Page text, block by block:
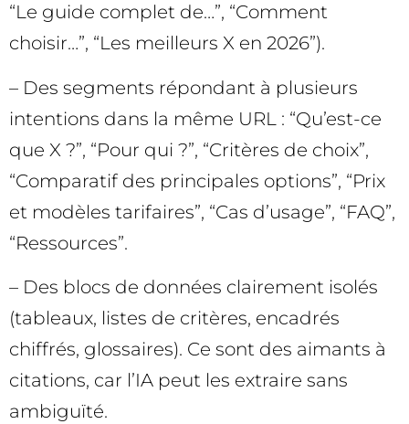
“Le guide complet de…”, “Comment
choisir…”, “Les meilleurs X en 2026”).
– Des segments répondant à plusieurs
intentions dans la même URL : “Qu’est-ce
que X ?”, “Pour qui ?”, “Critères de choix”,
“Comparatif des principales options”, “Prix
et modèles tarifaires”, “Cas d’usage”, “FAQ”,
“Ressources”.
– Des blocs de données clairement isolés
(tableaux, listes de critères, encadrés
chiffrés, glossaires). Ce sont des aimants à
citations, car l’IA peut les extraire sans
ambiguïté.